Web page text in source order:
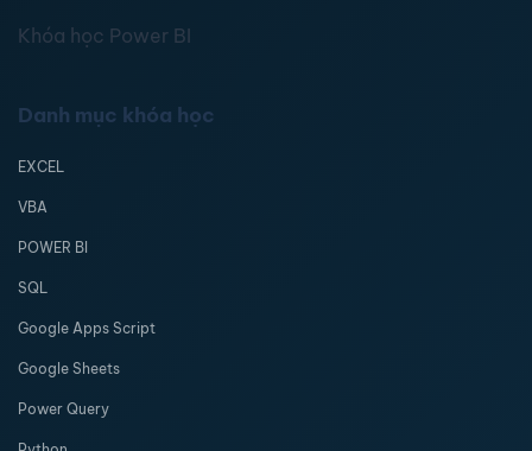
Khóa học Power BI
Danh mục khóa học
EXCEL
VBA
POWER BI
SQL
Google Apps Script
Google Sheets
Power Query